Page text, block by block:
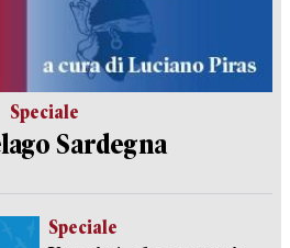
Speciale
Sardegna
Speciale